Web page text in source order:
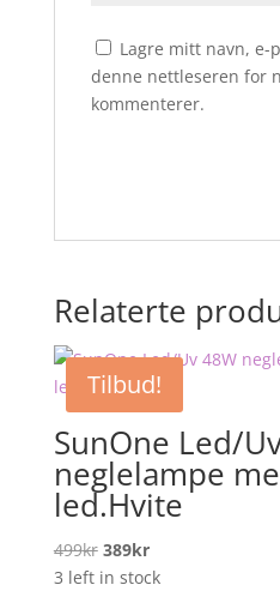
Lagre mitt navn, e-
denne nettleseren for
kommenterer.
Relaterte
Tilbud!
SunOne Led/
neglelampe
led.Hvite
499kr Opprinnelig
pris
389krNåværende
pris
3 left in stock